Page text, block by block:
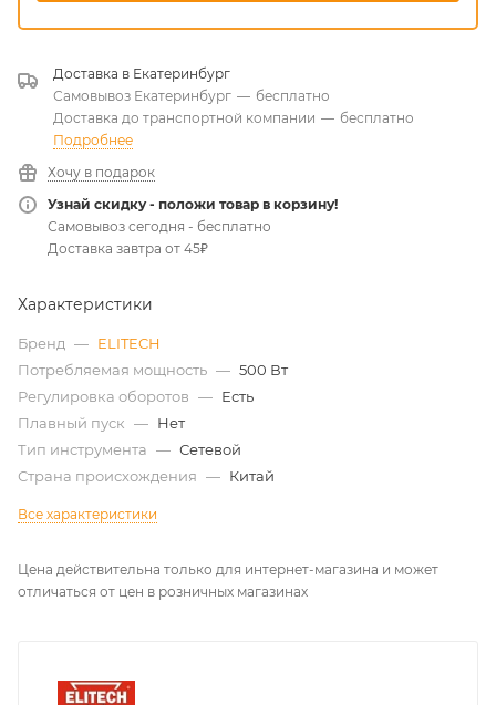
Доставка в Екатеринбург
Самовывоз Екатеринбург — бесплатно
Доставка до транспортной компании — бесплатно
Подробнее
Хочу в подарок
Узнай скидку - положи товар в корзину!
Самовывоз сегодня - бесплатно
Доставка завтра от 45₽
Характеристики
Бренд — ELITECH
Потребляемая мощность — 500 Вт
Регулировка оборотов — Есть
Плавный пуск — Нет
Тип инструмента — Сетевой
Страна происхождения — Китай
Все характеристики
Цена действительна только для интернет-магазина и может
отличаться от цен в розничных магазинах